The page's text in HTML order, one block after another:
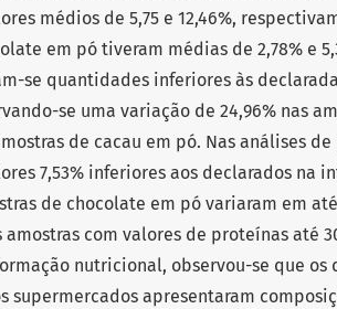
médios de 5,75 e 12,46%,
em pó tiveram médias de 2,78% e
se quantidades inferiores às
se uma variação de 24,96% nas
de cacau em pó. Nas análises
7,53% inferiores aos declarados na
de chocolate em pó variaram em até
amostras com valores de proteínas até
nutricional, observou-se que os
supermercados apresentaram